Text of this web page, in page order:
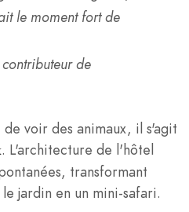
le moment fort de
de
voir des animaux, il s'agit
. L'architecture de l'hôtel
transformant
jardin en un mini-safari.